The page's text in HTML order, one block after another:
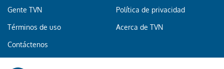
Gracias por suscribirte a nuestro boletín.
Gente TVN Política de privacidad
Términos de uso Acerca de TVN
Contáctenos